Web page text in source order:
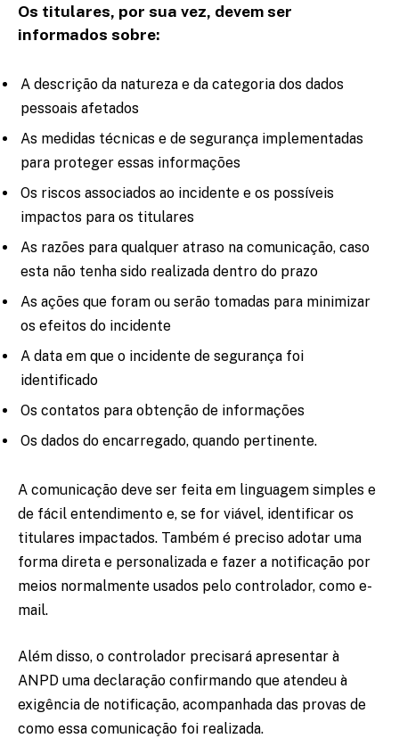
Os titulares, por sua vez, devem ser
informados sobre:
A descrição da natureza e da categoria dos dados
pessoais afetados
As medidas técnicas e de segurança implementadas
para proteger essas informações
Os riscos associados ao incidente e os possíveis
impactos para os titulares
As razões para qualquer atraso na comunicação, caso
esta não tenha sido realizada dentro do prazo
As ações que foram ou serão tomadas para minimizar
os efeitos do incidente
A data em que o incidente de segurança foi
identificado
Os contatos para obtenção de informações
Os dados do encarregado, quando pertinente.
A comunicação deve ser feita em linguagem simples e
de fácil entendimento e, se for viável, identificar os
titulares impactados. Também é preciso adotar uma
forma direta e personalizada e fazer a notificação por
meios normalmente usados pelo controlador, como e-
mail.
Além disso, o controlador precisará apresentar à
ANPD uma declaração confirmando que atendeu à
exigência de notificação, acompanhada das provas de
como essa comunicação foi realizada.